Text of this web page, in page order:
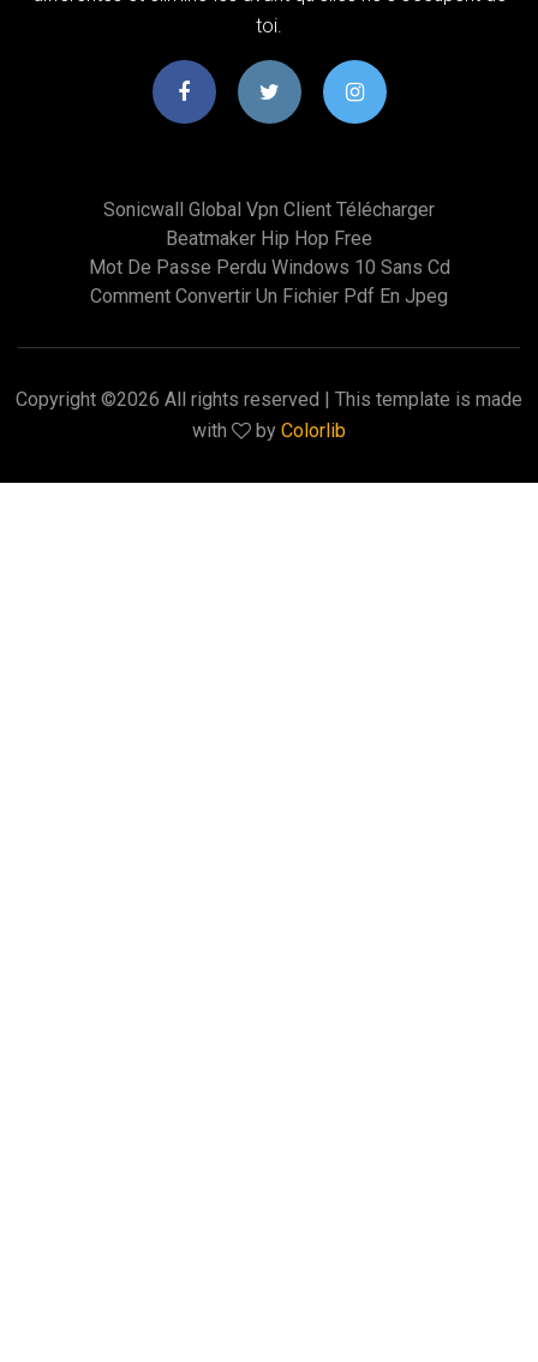
toi.
Sonicwall Global Vpn Client Télécharger
Beatmaker Hip Hop Free
Mot De Passe Perdu Windows 10 Sans Cd
Comment Convertir Un Fichier Pdf En Jpeg
Copyright ©2026 All rights reserved | This template is made
with
by Colorlib